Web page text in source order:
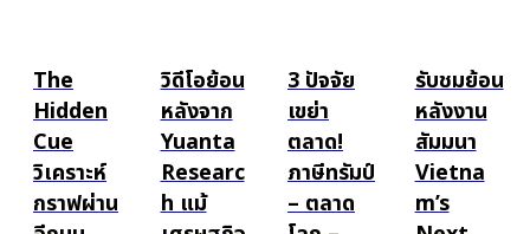
The
Hidden
Cue
วิเคราะห์
กราฟผ่าน
วิดีโอย้อน
หลังจาก
Yuanta
Researc
h แม้
3 ปัจจัย
เขย่า
ตลาด!
ภาษีทรัมป์
– ตลาด
รับชมย้อน
หลังงาน
สัมมนา
Vietna
m’s